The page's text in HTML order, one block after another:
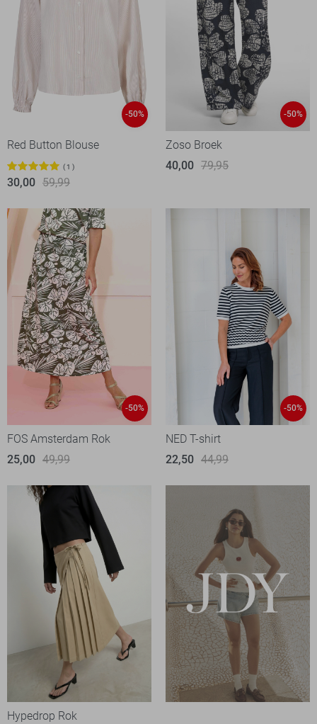
-50%
Red Button Blouse
1
30,00 59,99
-50%
Zoso Broek
40,00 79,95
-50%
FOS Amsterdam Rok
25,00 49,99
-50%
NED T-shirt
22,50 44,99
Hypedrop Rok